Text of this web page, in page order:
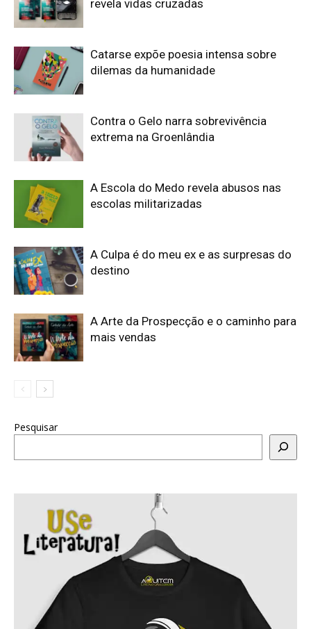
revela vidas cruzadas
Catarse expõe poesia intensa sobre
dilemas da humanidade
Contra o Gelo narra sobrevivência
extrema na Groenlândia
A Escola do Medo revela abusos nas
escolas militarizadas
A Culpa é do meu ex e as surpresas do
destino
A Arte da Prospecção e o caminho para
mais vendas
Pesquisar